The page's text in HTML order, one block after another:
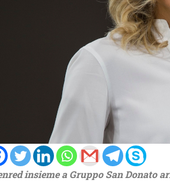
insieme a Gruppo San Donato